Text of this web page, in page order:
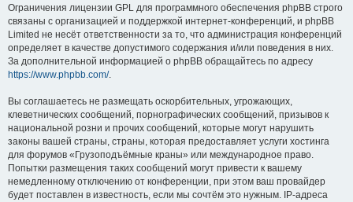
Ограничения лицензии GPL для программного обеспечения phpBB строго
связаны с организацией и поддержкой интернет-конференций, и phpBB
Limited не несёт ответственности за то, что администрация конференций
определяет в качестве допустимого содержания и/или поведения в них.
За дополнительной информацией о phpBB обращайтесь по адресу
https://www.phpbb.com/.
Вы соглашаетесь не размещать оскорбительных, угрожающих,
клеветнических сообщений, порнографических сообщений, призывов к
национальной розни и прочих сообщений, которые могут нарушить
законы вашей страны, страны, которая предоставляет услуги хостинга
для форумов «Грузоподъёмные краны» или международное право.
Попытки размещения таких сообщений могут привести к вашему
немедленному отключению от конференции, при этом ваш провайдер
будет поставлен в известность, если мы сочтём это нужным. IP-адреса